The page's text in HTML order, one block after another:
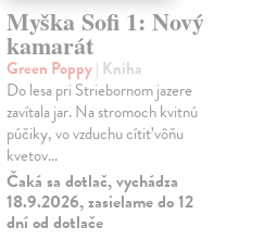
Myška Sofi 1: Nový
kamarát
Green Poppy| Kniha
Do lesa pri Striebornom jazere
zavítala jar. Na stromoch kvitnú
púčiky, vo vzduchu cítiť vôňu
kvetov...
Čaká sa dotlač, vychádza
18.9.2026, zasielame do 12
dní od dotlače